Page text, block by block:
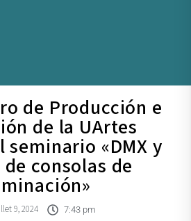
de Producción e
de la UArtes
«DMX y
consolas de
9, 2024 7:43 pm